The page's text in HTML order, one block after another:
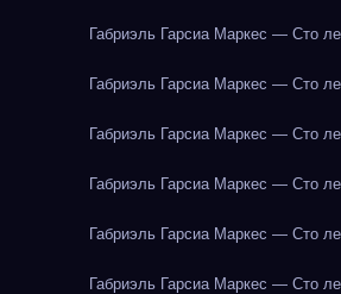
Габриэль Гарсиа Маркес — Сто
Габриэль Гарсиа Маркес — Сто
Габриэль Гарсиа Маркес — Сто
Габриэль Гарсиа Маркес — Сто
Габриэль Гарсиа Маркес — Сто
Габриэль Гарсиа Маркес — Сто